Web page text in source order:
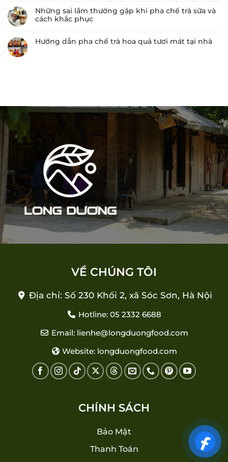
Những sai lầm thường gặp khi pha chế trà sữa và
cách khắc phục
Hướng dẫn pha chế trà hoa quả tươi mát tại nhà
VỀ CHÚNG TÔI
Địa chỉ: Số 230 Khối 2, xã Sóc Sơn, Hà Nội
Hotline: 05 2332 6688
Email: lienhe@longduongfood.com
Website: longduongfood.com
CHÍNH SÁCH
Bảo Mật
Thanh Toán